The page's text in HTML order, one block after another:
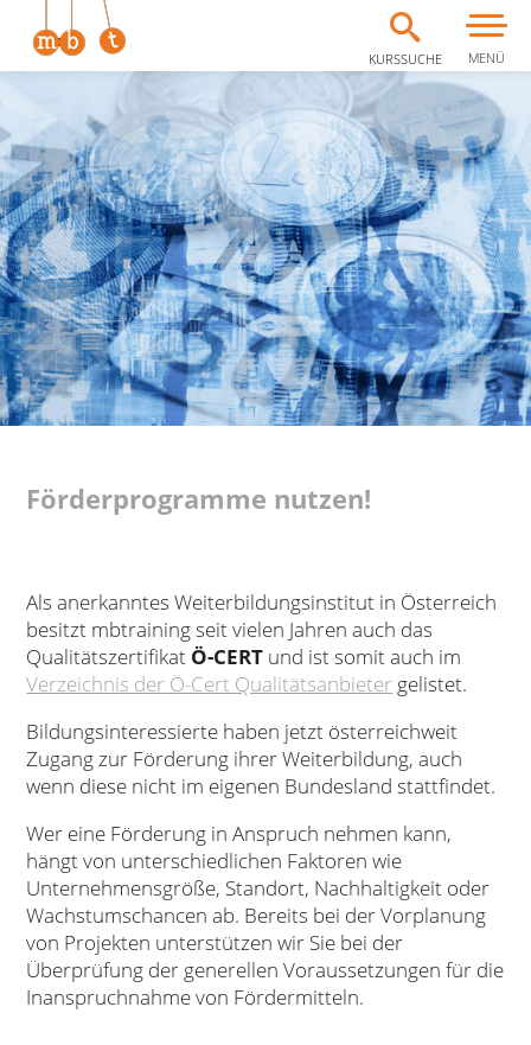
KURSSUCHE MENÜ
Förderprogramme nutzen!
Als anerkanntes Weiterbildungsinstitut in Österreich
besitzt mbtraining seit vielen Jahren auch das
Qualitätszertifikat Ö-CERT und ist somit auch im
Verzeichnis der Ö-Cert Qualitätsanbieter gelistet.
Bildungsinteressierte haben jetzt österreichweit
Zugang zur Förderung ihrer Weiterbildung, auch
wenn diese nicht im eigenen Bundesland stattfindet.
Wer eine Förderung in Anspruch nehmen kann,
hängt von unterschiedlichen Faktoren wie
Unternehmensgröße, Standort, Nachhaltigkeit oder
Wachstumschancen ab. Bereits bei der Vorplanung
von Projekten unterstützen wir Sie bei der
Überprüfung der generellen Voraussetzungen für die
Inanspruchnahme von Fördermitteln.